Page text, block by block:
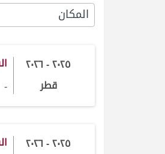
13
results
٢٠٢٥ - ٢٠٢٦
قطر
-
٢٠٢٥ - ٢٠٢٦